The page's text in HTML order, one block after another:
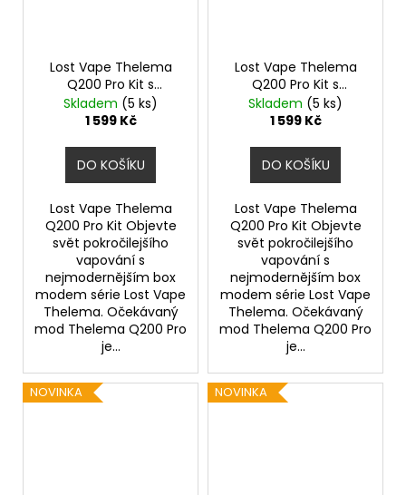
Lost Vape Thelema
Q200 Pro Kit s
Centaurus Sub Ohm
Tank V2 (Midnight
Skladem (5 ks)
1 599 Kč
DO KOŠÍKU
Lost Vape Thelema
Q200 Pro Kit Objevte
svět pokročilejšího
vapování s
nejmodernějším box
modem série Lost Vape
Thelema. Očekávaný
mod Thelema Q200 Pro
je...
Lost Vape Thelema
Q200 Pro Kit s
Centaurus Sub Ohm
Tank V2 (Jungle
Skladem (5 ks)
1 599 Kč
DO KOŠÍKU
Lost Vape Thelema
Q200 Pro Kit Objevte
svět pokročilejšího
vapování s
nejmodernějším box
modem série Lost Vape
Thelema. Očekávaný
mod Thelema Q200 Pro
je...
NOVINKA NOVINKA